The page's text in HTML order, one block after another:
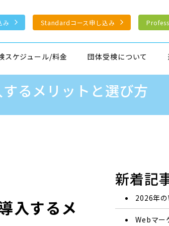
み Standardコース申し込み
スケジュール/料金 団体受検について
るメリットと選び方
入するメ
新着記
2026年
Webマー